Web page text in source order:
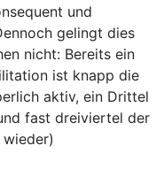
und
gelingt dies
nicht: Bereits ein
ist knapp die
aktiv, ein Drittel
fast dreiviertel der